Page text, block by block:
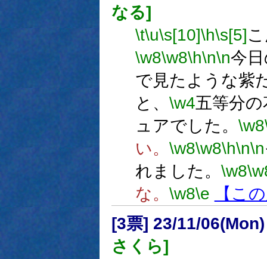
なる]
\t\u\s[10]\h\s[5]
\w8\w8\h\n\n今
で見たような紫
と、 \w4五等分
ュアでした。 \w8
い。 \w8\w8\h\n\n
れました。 \w8
な。 \w8\e
【こ
[3票] 23/11/
さくら]